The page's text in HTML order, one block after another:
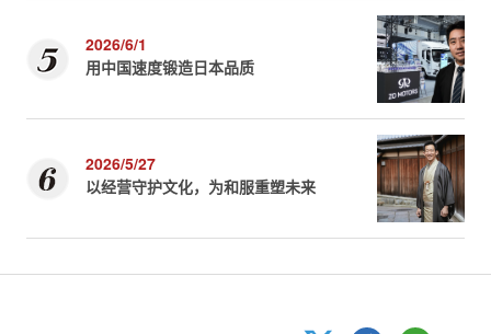
2026/6/1
用中国速度锻造日本品质
2026/5/27
以经营守护文化，为和服重塑未来